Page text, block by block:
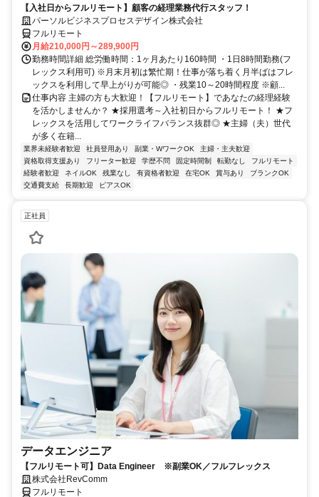
【入社日からフルリモート】顧客の経理業務代行スタッフ！
パーソルビジネスプロセスデザイン株式会社
フルリモート
月給210,000円～289,900円
勤務時間詳細 総労働時間：1ヶ月あたり160時間 ・1日8時間勤務(フ
レックス利用可) ※月末月初は繁忙期！仕事が落ち着く月半ばはフレ
ックスを利用して早上がりが可能◎ ・残業10～20時間程度 ※顧...
仕事内容 主婦の方も大歓迎！【フルリモート】であなたの経理経験
を活かしませんか？ ★採用選考～入社初日からフルリモート！ ★フ
レックスを活用してワークライフバランス抜群◎ ★主婦（夫）世代
が多く在籍...
業界未経験者歓迎 社員登用あり 副業・WワークOK
主婦・主夫歓迎
資格取得支援あり
フリーター歓迎 学歴不問 固定時間制 転勤なし
フルリモート
経験者歓迎
ネイルOK 残業なし 有資格者歓迎 在宅OK 賞与あり
ブランクOK
交通費支給
長期歓迎 ピアスOK
正社員
データエンジニア
【フルリモート可】Data Engineer ※副業OK／フルフレックス
株式会社RevComm
フルリモート